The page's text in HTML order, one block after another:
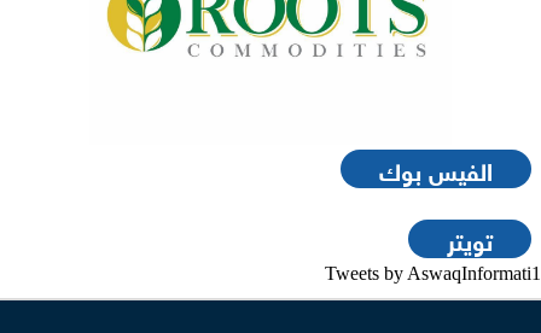
الفيس بوك
تويتر
Tweets by AswaqInformati1